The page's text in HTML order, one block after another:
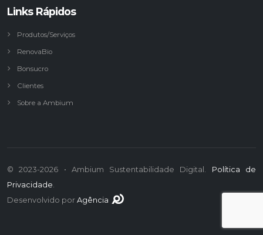
Links Rápidos
Produtos/Serviços
RenovaBio
Bonsucro
Clientes
Sobre a Ambium
© 2023-2026 • Ambium Sustentabilidade Digital. Política de
Privacidade.
Desenvolvido por Agência